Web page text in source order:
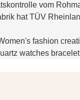
vom
hat TÜV